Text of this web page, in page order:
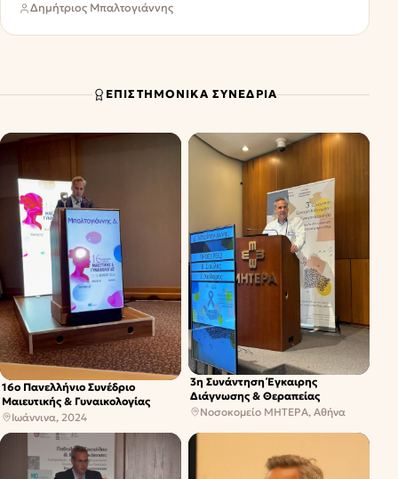
Δημήτριος Μπαλτογιάννης
ΕΠΙΣΤΗΜΟΝΙΚΆ ΣΥΝΈΔΡΙΑ
16ο Πανελλήνιο Συνέδριο
Μαιευτικής & Γυναικολογίας
Ιωάννινα, 2024
3η Συνάντηση Έγκαιρης
Διάγνωσης & Θεραπείας
Νοσοκομείο ΜΗΤΕΡΑ, Αθήνα